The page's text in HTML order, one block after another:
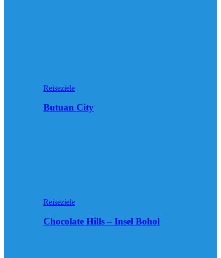
Reiseziele
Butuan City
Reiseziele
Chocolate Hills – Insel Bohol